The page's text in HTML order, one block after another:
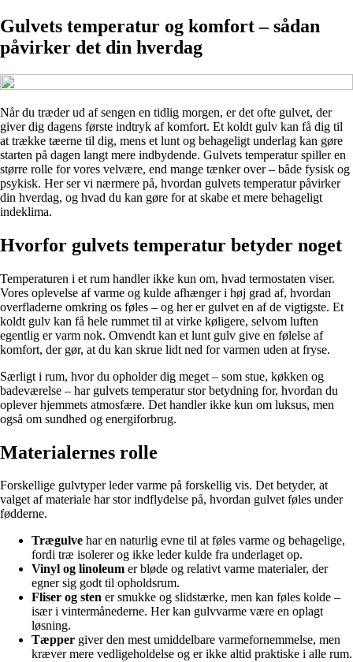
Gulvets temperatur og komfort – sådan
påvirker det din hverdag
Når du træder ud af sengen en tidlig morgen, er det ofte gulvet, der
giver dig dagens første indtryk af komfort. Et koldt gulv kan få dig til
at trække tæerne til dig, mens et lunt og behageligt underlag kan gøre
starten på dagen langt mere indbydende. Gulvets temperatur spiller en
større rolle for vores velvære, end mange tænker over – både fysisk og
psykisk. Her ser vi nærmere på, hvordan gulvets temperatur påvirker
din hverdag, og hvad du kan gøre for at skabe et mere behageligt
indeklima.
Hvorfor gulvets temperatur betyder noget
Temperaturen i et rum handler ikke kun om, hvad termostaten viser.
Vores oplevelse af varme og kulde afhænger i høj grad af, hvordan
overfladerne omkring os føles – og her er gulvet en af de vigtigste. Et
koldt gulv kan få hele rummet til at virke køligere, selvom luften
egentlig er varm nok. Omvendt kan et lunt gulv give en følelse af
komfort, der gør, at du kan skrue lidt ned for varmen uden at fryse.
Særligt i rum, hvor du opholder dig meget – som stue, køkken og
badeværelse – har gulvets temperatur stor betydning for, hvordan du
oplever hjemmets atmosfære. Det handler ikke kun om luksus, men
også om sundhed og energiforbrug.
Materialernes rolle
Forskellige gulvtyper leder varme på forskellig vis. Det betyder, at
valget af materiale har stor indflydelse på, hvordan gulvet føles under
fødderne.
Trægulve har en naturlig evne til at føles varme og behagelige,
fordi træ isolerer og ikke leder kulde fra underlaget op.
Vinyl og linoleum er bløde og relativt varme materialer, der
egner sig godt til opholdsrum.
Fliser og sten er smukke og slidstærke, men kan føles kolde –
især i vintermånederne. Her kan gulvvarme være en oplagt
løsning.
Tæpper giver den mest umiddelbare varmefornemmelse, men
kræver mere vedligeholdelse og er ikke altid praktiske i alle rum.